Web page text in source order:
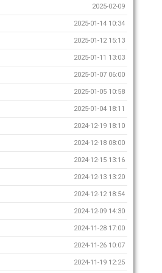
2025-02-09
2025-01-14 10:34
2025-01-12 15:13
2025-01-11 13:03
2025-01-07 06:00
2025-01-05 10:58
2025-01-04 18:11
2024-12-19 18:10
2024-12-18 08:00
2024-12-15 13:16
2024-12-13 13:20
2024-12-12 18:54
2024-12-09 14:30
2024-11-28 17:00
2024-11-26 10:07
2024-11-19 12:25